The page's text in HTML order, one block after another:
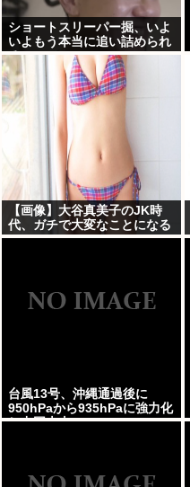
ショートスリーパー掘、いよ
いよもう本当に追い詰められ
る
【画像】大谷真美子のJK時
代、ガチで大変なことになる
www
台風13号、沖縄通過後に
950hPaから935hPaに強力化
し中国本土へwww